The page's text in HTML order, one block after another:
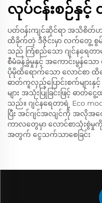
လုပ်ငန်းစဉ်နှင့်
ပတ်ဝန်းကျင်ဆိုင်ရာ အသိစိတ်ဟ
ထိခိုက်တဲ့ ဒီဇိုင်းမှာ လက်တွေ့ စွ
သည် ကြံစည်သော ဂျင်နရေတာ
စီမံခန့်ခွဲမှုနှင့် အကောင်းမွန်သော
ပိုမိုထိရောက်သော လောင်စာ
ဓာတ်ကူလှည့်ပြောင်းစက်များနှ
များ အသုံးပြုခြင်းဖြင့် ဓ
သည်။ ဂျင်နရေတာရဲ့ Eco
ပြီး အင်ဂျင်အလျင်ကို အလိုအလ
ကာလတွေမှာ လောင်စာသုံးစွဲမှုကို
အတွက် ငွေသက်သာစေခြင်း